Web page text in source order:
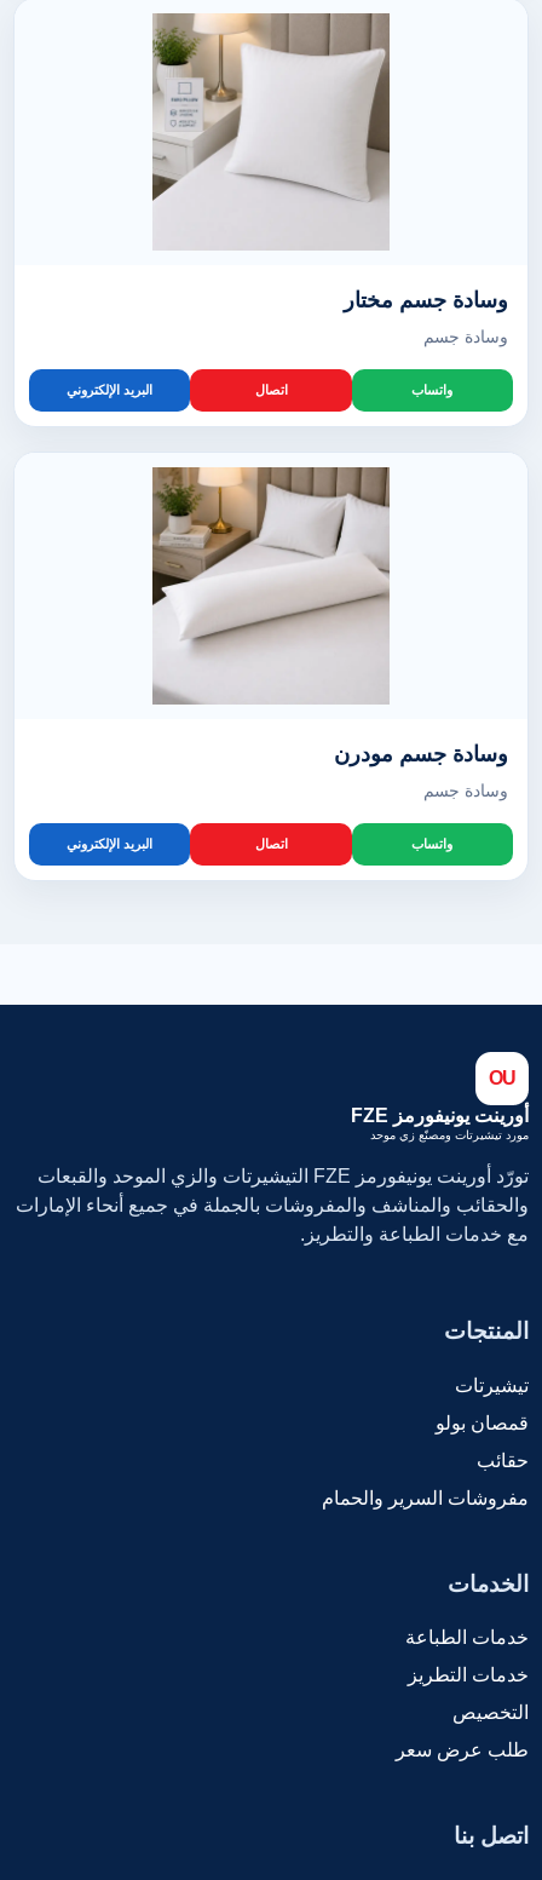
وسادة جسم مختار
وسادة جسم
واتساب اتصال البريد الإلكتروني
وسادة جسم مودرن
وسادة جسم
واتساب اتصال البريد الإلكتروني
OU
أورينت يونيفورمز FZE
مورد تيشيرتات ومصنّع زي موحد
تورّد أورينت يونيفورمز FZE التيشيرتات والزي الموحد والقبعات
والحقائب والمناشف والمفروشات بالجملة في جميع أنحاء الإمارات
مع خدمات الطباعة والتطريز.
المنتجات
تيشيرتات
قمصان بولو
حقائب
مفروشات السرير والحمام
الخدمات
خدمات الطباعة
خدمات التطريز
التخصيص
طلب عرض سعر
اتصل بنا